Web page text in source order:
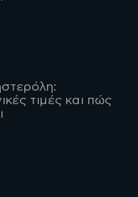
τιμές και πώς